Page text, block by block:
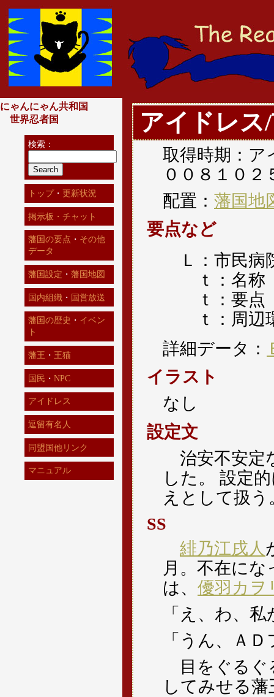
アイドレス
取得時期：ア
００８１０２
配置： 藩国地
要点など
Ｌ：市民
ｔ：名称
ｔ：要点
ｔ：周辺
詳細データ：
イラスト
なし
設定文
治安不安定
した。 設定
えとして扱う
SS
緋乃江戌人
月。不在にな
は、 優羽カヲ
「え、わ、
「うん、Ａ
目をぐるぐ
してみせる藩
にゃんにゃん共和国
世界忍者国
検索：
トップ・ 更新状況
掲示板・チャット
藩国の要点 ・ その他
データ
藩国設定 ・ 藩国地図
国内組織 ・ 国営放送
藩国の歴史 ・ イベン
ト
藩王 ・ 王猫
国民 ・ NPC
アイドレス
逗留有名人
同盟国他リンク
マニュアル